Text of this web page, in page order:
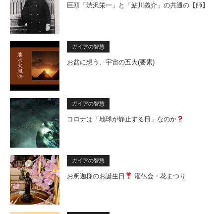
巨頭「渋沢栄一」と「鮎川義介」の共通の【師】
ガイアの智慧
お盆に想う、宇宙の五大(要素)
ガイアの智慧
コロナは「地球が静止する日」なのか
ガイアの智慧
お釈迦様のお誕生日 灌仏会・花まつり